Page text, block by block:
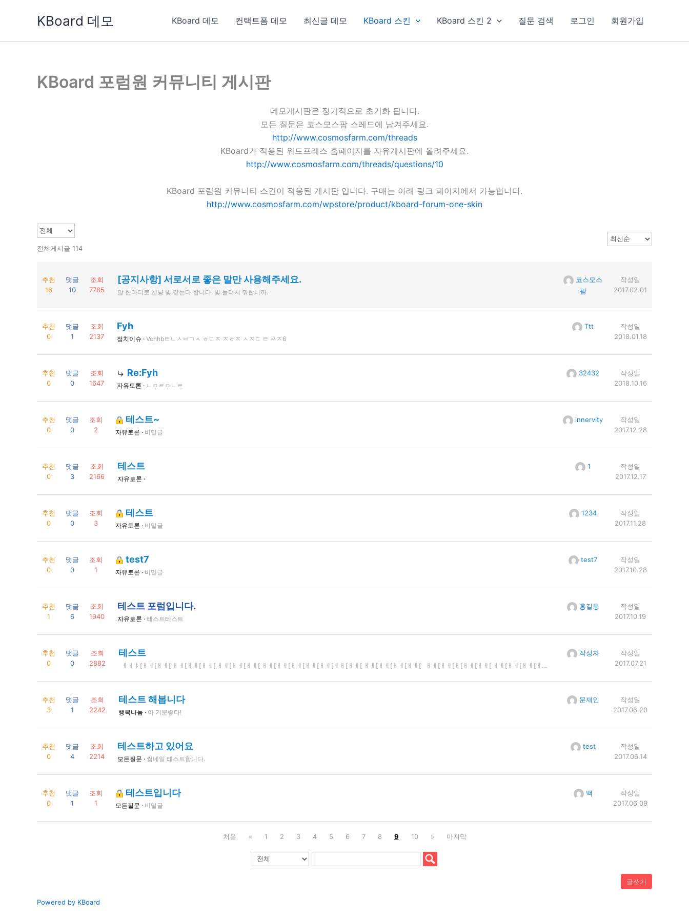
KBoard 데모 KBoard 데모 컨택트폼 데모 최신글 데모 KBoard 스킨 KBoard 스킨 2 질문 검색 로그인 회원가입
KBoard 포럼원 커뮤니티 게시판
데모게시판은 정기적으로 초기화 됩니다.
모든 질문은 코스모스팜 스레드에 남겨주세요.
http://www.cosmosfarm.com/threads
KBoard가 적용된 워드프레스 홈페이지를 자유게시판에 올려주세요.
http://www.cosmosfarm.com/threads/questions/10
KBoard 포럼원 커뮤니티 스킨이 적용된 게시판 입니다. 구매는 아래 링크 페이지에서 가능합니다.
http://www.cosmosfarm.com/wpstore/product/kboard-forum-one-skin
전체게시글 114
추천
16
댓글
10
조회
7785
[공지사항] 서로서로 좋은 말만 사용해주세요.
말 한마디로 천냥 빚 갚는다 합니다. 빚 늘려서 뭐합니까.
코스모스
팜
작성일
2017.02.01
추천
0
댓글
1
조회
2137
Fyh
정치이슈 · Vchhbㅌㄴㅅㅂㄱㅅ ㅎㄷㅈ ㅈㅎㅈ ㅅㅈㄷ ㅌ ㅆㅈ6
Ttt
작성일
2018.01.18
추천
0
댓글
0
조회
1647
Re:Fyh
자유토론 · ㄴㅇㄹㅇㄴㄹ
32432
작성일
2018.10.16
추천
0
댓글
0
조회
2
테스트~
자유토론 · 비밀글
innervity
작성일
2017.12.28
추천
0
댓글
3
조회
2166
테스트
자유토론 ·
1
작성일
2017.12.17
추천
0
댓글
0
조회
3
테스트
자유토론 · 비밀글
1234
작성일
2017.11.28
추천
0
댓글
0
조회
1
test7
자유토론 · 비밀글
test7
작성일
2017.10.28
추천
1
댓글
6
조회
1940
테스트 포럼입니다.
자유토론 · 테스트테스트
홍길동
작성일
2017.10.19
추천
0
댓글
0
조회
2882
테스트
ㅔㅐㅑ[ㅐㅔ[ㅐㅔ[ ㅐㅔ[ㅐㅔ[ㅐㅔ[ ㅐㅔ[ㅐㅔ[ㅐㅔ[ ㅐㅔ[ㅐㅔ[ㅐㅔ[ㅐㅔ[ㅐㅔ[ㅔㅐ[ㅐㅔ[ ㅐㅔ[ㅐㅔ[ㅐㅔ[ㅐㅔ[ ㅐㅔ[ㅐㅔ[ㅐ[ㅐㅔ[ㅐㅔ[ ㅐㅔ[ㅐㅔ[ㅐㅔ[ㅐㅔ[ㅐㅔ[ㅐㅔ[ㅐㅔ[ㅐㅔ[ㅔㅐ[ㅐㅔ[ㅐㅔ[ㅐㅔ[ㅐㅔ[ㅔㅐ[ㅐㅔ ㅐㅔ[ㅐㅔ[ㅐㅔ[ㅐㅔ[ㅐ ㅐㅔ[ㅐㅔ[
작성자
작성일
2017.07.21
추천
3
댓글
1
조회
2242
테스트 해봅니다
행복나눔 · 아 기분좋다!
문재인
작성일
2017.06.20
추천
0
댓글
4
조회
2214
테스트하고 있어요
모든질문 · 썸네일 테스트합니다.
test
작성일
2017.06.14
추천
0
댓글
1
조회
1
테스트입니다
모든질문 · 비밀글
백
작성일
2017.06.09
처음 « 1 2 3 4 5 6 7 8 9 10 » 마지막
글쓰기
Powered by KBoard